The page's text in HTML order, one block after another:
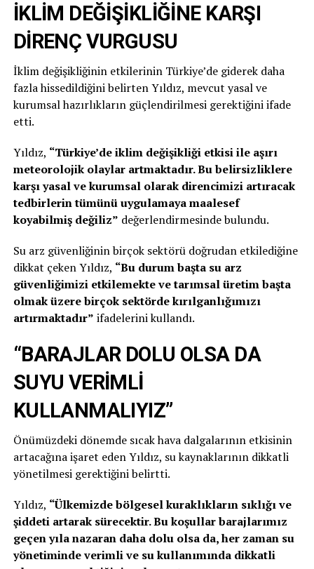
İKLİM DEĞİŞİKLİĞİNE KARŞI
DİRENÇ VURGUSU
İklim değişikliğinin etkilerinin Türkiye’de giderek daha
fazla hissedildiğini belirten Yıldız, mevcut yasal ve
kurumsal hazırlıkların güçlendirilmesi gerektiğini ifade
etti.
Yıldız, “Türkiye’de iklim değişikliği etkisi ile aşırı
meteorolojik olaylar artmaktadır. Bu belirsizliklere
karşı yasal ve kurumsal olarak direncimizi artıracak
tedbirlerin tümünü uygulamaya maalesef
koyabilmiş değiliz” değerlendirmesinde bulundu.
Su arz güvenliğinin birçok sektörü doğrudan etkilediğine
dikkat çeken Yıldız, “Bu durum başta su arz
güvenliğimizi etkilemekte ve tarımsal üretim başta
olmak üzere birçok sektörde kırılganlığımızı
artırmaktadır” ifadelerini kullandı.
“BARAJLAR DOLU OLSA DA
SUYU VERİMLİ
KULLANMALIYIZ”
Önümüzdeki dönemde sıcak hava dalgalarının etkisinin
artacağına işaret eden Yıldız, su kaynaklarının dikkatli
yönetilmesi gerektiğini belirtti.
Yıldız, “Ülkemizde bölgesel kuraklıkların sıklığı ve
şiddeti artarak sürecektir. Bu koşullar barajlarımız
geçen yıla nazaran daha dolu olsa da, her zaman su
yönetiminde verimli ve su kullanımında dikkatli